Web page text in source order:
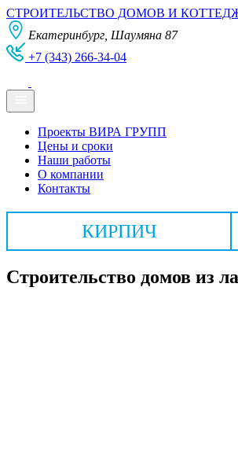
СТРОИТЕЛЬСТВО ДОМОВ И
Екатеринбург, Шаумяна 87
+7 (343) 266-34-04
Проекты ВИРА ГРУПП
Цены и сроки
Наши работы
О компании
Контакты
КИРПИЧ
Строительство домов из